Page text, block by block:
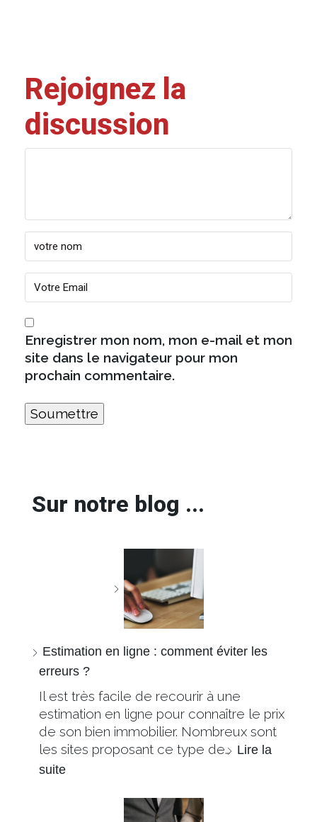
Rejoignez la
discussion
Enregistrer mon nom, mon e-mail et mon
site dans le navigateur pour mon
prochain commentaire.
Sur notre blog ...
Estimation en ligne : comment éviter les
erreurs ?
Il est très facile de recourir à une
estimation en ligne pour connaître le prix
de son bien immobilier. Nombreux sont
les sites proposant ce type de… Lire la
suite